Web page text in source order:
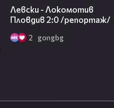
Левски - Локомотив
Пловдив 2:0 /репортаж/
2 gongbg